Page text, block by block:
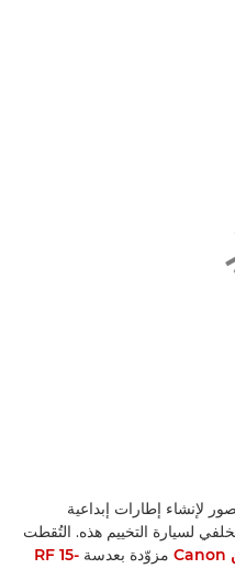
لإنشاء إطارات إبداعية
لسيارة التخييم هذه. التُقطت
مزوّدة بعدسة RF 15-